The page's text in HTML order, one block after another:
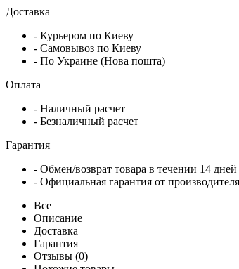
Доставка
- Курьером по Киеву
- Самовывоз по Киеву
- По Украине (Нова пошта)
Оплата
- Наличный расчет
- Безналичный расчет
Гарантия
- Обмен/возврат товара в течении 14 дней
- Официальная гарантия от производителя
Все
Описание
Доставка
Гарантия
Отзывы (0)